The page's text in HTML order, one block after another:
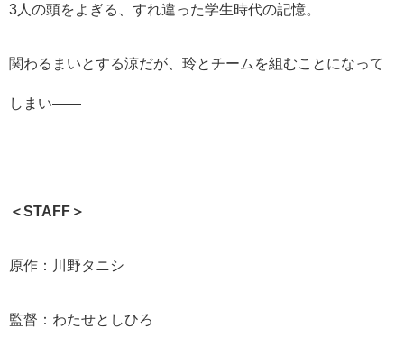
3人の頭をよぎる、すれ違った学生時代の記憶。
関わるまいとする涼だが、玲とチームを組むことになって
しまい――
＜STAFF＞
原作：川野タニシ
監督：わたせとしひろ